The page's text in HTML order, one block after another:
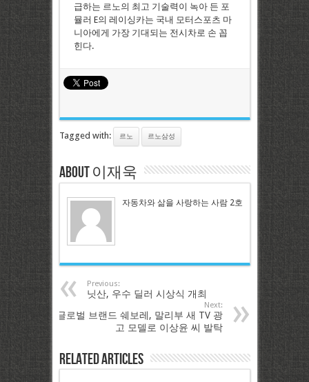
급하는 르노의 최고 기술력이 녹아 든 포
뮬러 E의 레이싱카는 국내 모터스포츠 마
니아에게 가장 기대되는 전시차로 손 꼽
힌다.
Tagged with: 르노 르노삼성
About 이재욱
자동차와 삶을 사랑하는 사람 2호
Previous:
닛산, 우수 딜러 시상식 개최
Next:
글로벌 브랜드 쉐보레, 말리부 새 TV 광
고 모델로 이상윤 씨 발탁
Related Articles